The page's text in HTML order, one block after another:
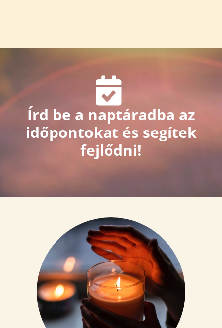
Írd be a naptáradba az
időpontokat és segítek
fejlődni!